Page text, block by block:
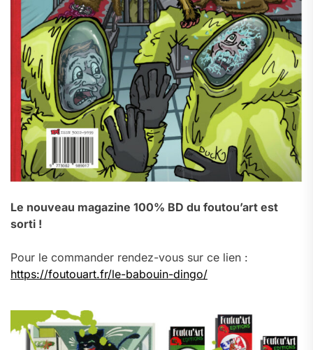
Le nouveau magazine 100% BD du foutou’art est
sorti !
Pour le commander rendez-vous sur ce lien :
https://foutouart.fr/le-babouin-dingo/